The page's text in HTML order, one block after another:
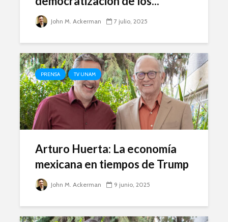
John M. Ackerman 7 julio, 2025
PRENSA TV UNAM
Arturo Huerta: La economía
mexicana en tiempos de Trump
John M. Ackerman 9 junio, 2025